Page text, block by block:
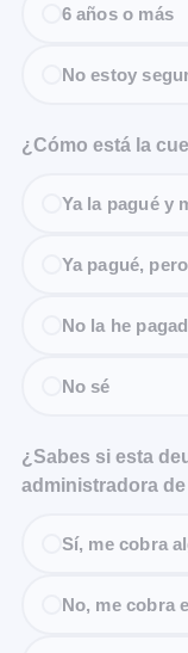
6 años o más
No estoy
¿Cómo está la
Ya la pagué y
Ya pagué,
No la he
No sé
¿Sabes si esta
administradora
Sí, me cobra
No, me cobra